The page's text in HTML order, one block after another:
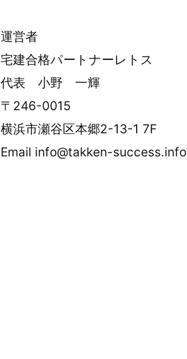
運営者
宅建合格パートナーレトス
代表 小野 一輝
〒246-0015
横浜市瀬谷区本郷2-13-1 7F
Email info@takken-success.info